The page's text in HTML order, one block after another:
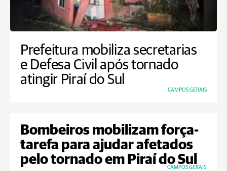
Prefeitura mobiliza secretarias
e Defesa Civil após tornado
atingir Piraí do Sul
CAMPOS GERAIS
Bombeiros mobilizam força-
tarefa para ajudar afetados
pelo tornado em Piraí do Sul
CAMPOS GERAIS